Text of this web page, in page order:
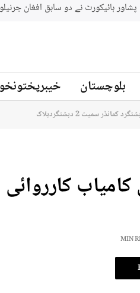
بریکنگ نیوز بلوچستان میں سکیورٹی فورسز کی 2 مختلف
بلوچستان
سمیت 2 دہشتگردہلاک